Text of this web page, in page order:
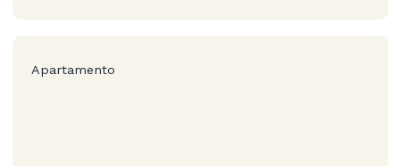
Apartamento